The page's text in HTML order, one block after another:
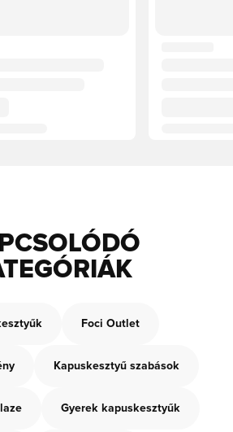
Foci Outlet
Kapuskesztyű szabások
Gyerek kapuskesztyűk